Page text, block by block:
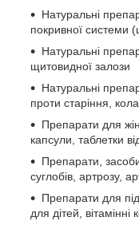
Натуральні
покривної системи
Натуральні
щитовидної залози
Натуральні
проти старіння,
Препарати для
капсули, таблетки
Препарати,
суглобів, артрозу,
Препарати для
для дітей,